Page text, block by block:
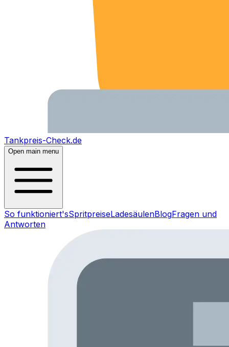
Tankpreis-Check.de
Open main menu
So funktioniert'sSpritpreiseLadesäulenBlogFragen und
Antworten